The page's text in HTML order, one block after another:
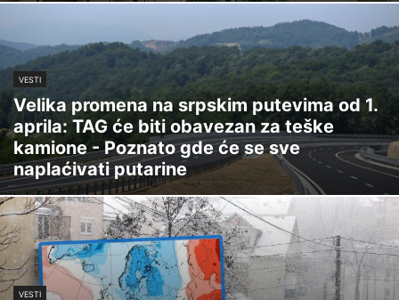
VESTI
Velika promena na srpskim putevima od 1.
aprila: TAG će biti obavezan za teške
kamione - Poznato gde će se sve
naplaćivati putarine
VESTI